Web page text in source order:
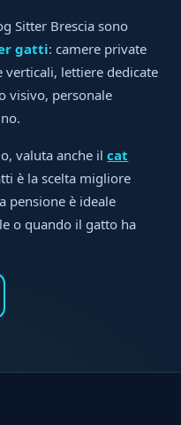
Sitter Brescia sono
gatti: camere private
lettiere dedicate
visivo, personale
valuta anche ilcat
è la scelta migliore
pensione è ideale
o quando il gatto ha